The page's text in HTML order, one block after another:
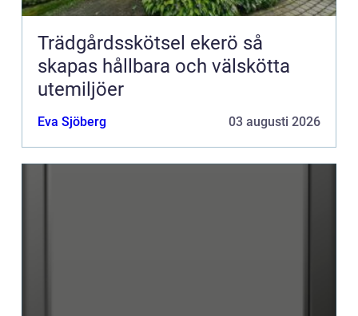
Trädgårdsskötsel ekerö så
skapas hållbara och välskötta
utemiljöer
Eva Sjöberg 03 augusti 2026